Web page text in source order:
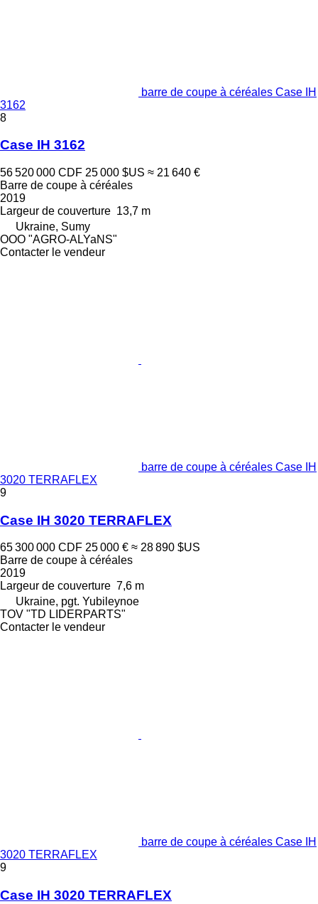
barre de coupe à céréales Case IH
3162
8
Case IH 3162
56 520 000 CDF 25 000 $US ≈ 21 640 €
Barre de coupe à céréales
2019
Largeur de couverture 13,7 m
Ukraine, Sumy
OOO "AGRO-ALYaNS"
Contacter le vendeur
barre de coupe à céréales Case IH
3020 TERRAFLEX
9
Case IH 3020 TERRAFLEX
65 300 000 CDF 25 000 € ≈ 28 890 $US
Barre de coupe à céréales
2019
Largeur de couverture 7,6 m
Ukraine, pgt. Yubileynoe
TOV "TD LIDERPARTS"
Contacter le vendeur
barre de coupe à céréales Case IH
3020 TERRAFLEX
9
Case IH 3020 TERRAFLEX